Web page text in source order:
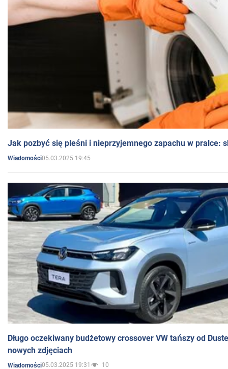
Jak pozbyć się pleśni i nieprzyjemnego zapachu w pralce:
Wiadomości05.03.2025 19:45
Długo oczekiwany budżetowy crossover VW tańszy od
nowych zdjęciach
Wiadomości05.03.2025 19:31 10